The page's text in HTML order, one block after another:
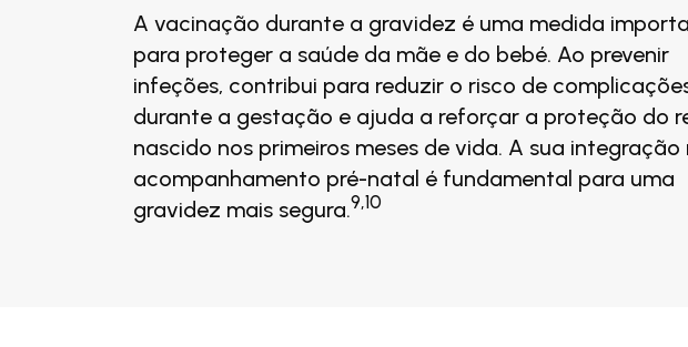
A vacinação durante a gravidez é uma medida
para proteger a saúde da mãe e do bebé. Ao prevenir
infeções, contribui para reduzir o risco de
durante a gestação e ajuda a reforçar a proteção do
nascido nos primeiros meses de vida. A sua integração
acompanhamento pré-natal é fundamental para uma
gravidez mais segura.9,10